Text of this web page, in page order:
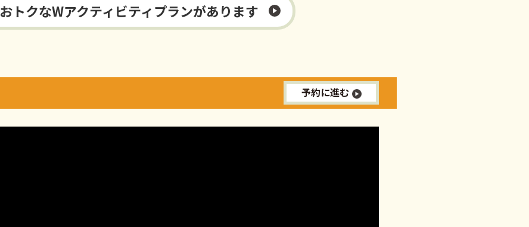
おトクなWアクティビティプランがあります
予約に進む